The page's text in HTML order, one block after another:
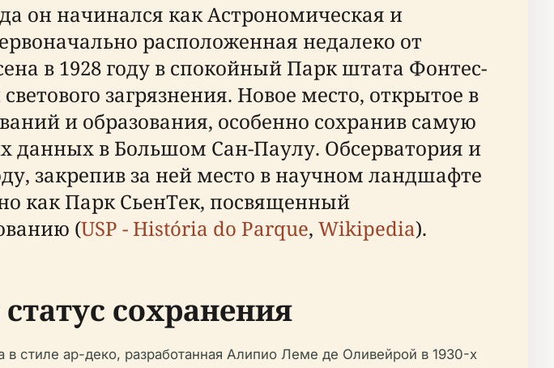
он начинался как Астрономическая и
расположенная недалеко от
в 1928 году в спокойный Парк штата Фонтес-
загрязнения. Новое место, открытое в
и образования, особенно сохранив самую
данных в Большом Сан-Паулу. Обсерватория и
закрепив за ней место в научном ландшафте
как Парк СьенТек, посвященный
(USP - História do Parque, Wikipedia).
сохранения
в стиле ар-деко, разработанная Алипио Леме де Оливейрой в 1930-х